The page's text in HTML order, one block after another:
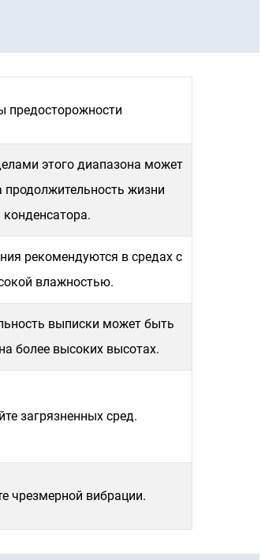
предосторожности
этого диапазона может
продолжительность жизни
конденсатора.
рекомендуются в средах с
влажностью.
выписки может быть
более высоких высотах.
загрязненных сред.
чрезмерной вибрации.